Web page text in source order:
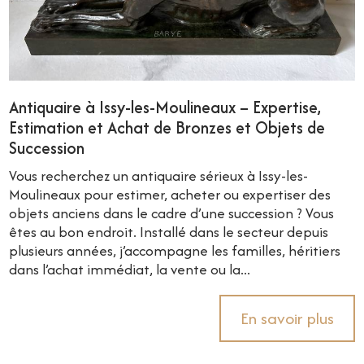
Antiquaire à Issy-les-Moulineaux – Expertise,
Estimation et Achat de Bronzes et Objets de
Succession
Vous recherchez un antiquaire sérieux à Issy-les-
Moulineaux pour estimer, acheter ou expertiser des
objets anciens dans le cadre d’une succession ? Vous
êtes au bon endroit. Installé dans le secteur depuis
plusieurs années, j’accompagne les familles, héritiers
dans l’achat immédiat, la vente ou la...
En savoir plus